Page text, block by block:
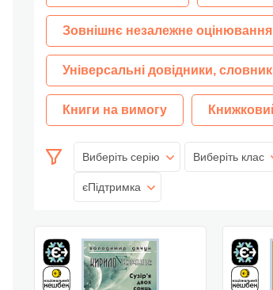
Зовнішнє незалежне оцінювання
Універсальні довідники,
Книги на вимогу
Виберіть серію Виберіть клас
єПідтримка